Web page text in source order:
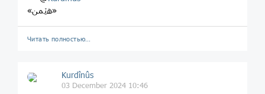
«هێمن»
Читать полностью…
Kurdînûs
03 December 2024 10:46